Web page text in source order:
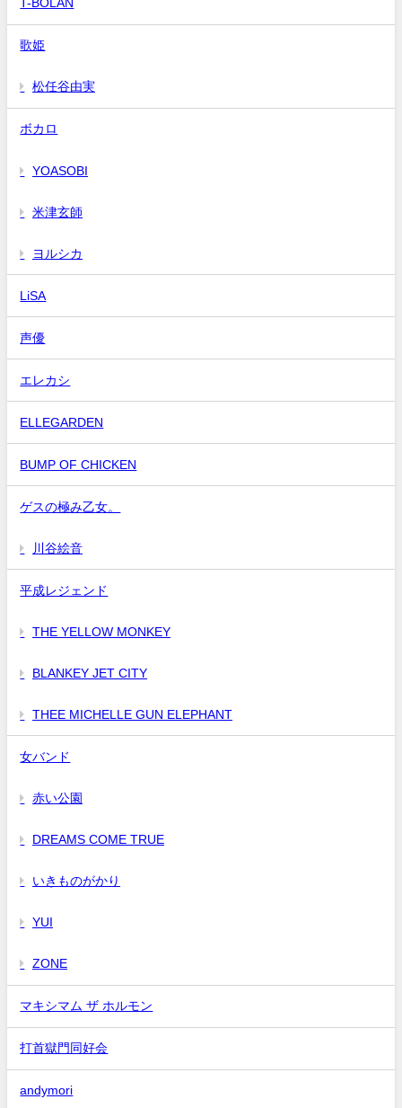
T-BOLAN
歌姫
松任谷由実
ボカロ
YOASOBI
米津玄師
ヨルシカ
LiSA
声優
エレカシ
ELLEGARDEN
BUMP OF CHICKEN
ゲスの極み乙女。
川谷絵音
平成レジェンド
THE YELLOW MONKEY
BLANKEY JET CITY
THEE MICHELLE GUN ELEPHANT
女バンド
赤い公園
DREAMS COME TRUE
いきものがかり
YUI
ZONE
マキシマム ザ ホルモン
打首獄門同好会
andymori